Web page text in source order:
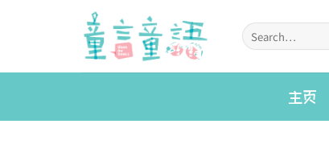
Search
for:
主页